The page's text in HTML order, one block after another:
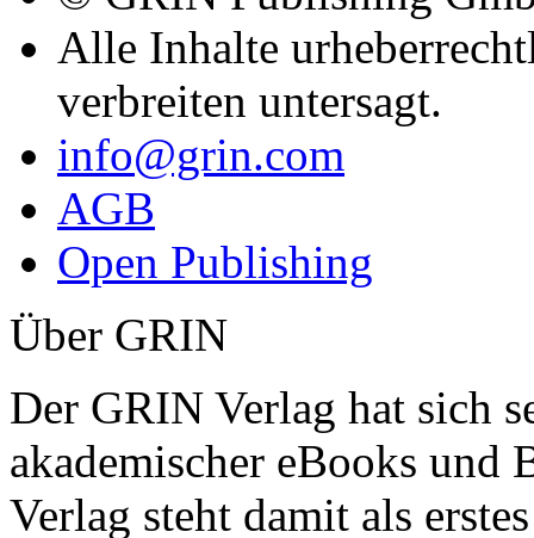
Über GRIN
Der GRIN Verlag hat sich
akademischer eBooks
Verlag steht damit als
Generated Quality
Hausarbeiten.de und
Hochschullehrer,
Plattform,
Referate,
Dissertationen und